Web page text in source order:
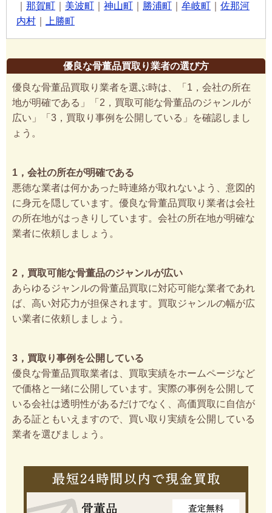
那賀町 美波町 神山町 勝浦町 牟岐町
佐那河
内村
上勝町
優良な骨董品買取り業者の選び方
優良な骨董品買取り業者を選ぶ時は、「1，会社の所在
地が明確である」「2，買取可能な骨董品のジャンルが
広い」「3，買取り事例を公開している」を確認しまし
ょう。
1，会社の所在が明確である
悪徳な業者は何かあった時連絡が取れないよう、意図的
に身元を隠しています。優良な骨董品買取り業者は会社
の所在地がはっきりしています。会社の所在地が明確な
業者に依頼しましょう。
2，買取可能な骨董品のジャンルが広い
あらゆるジャンルの骨董品買取に対応可能な業者であれ
ば、高い対応力が担保されます。買取ジャンルの幅が広
い業者に依頼しましょう。
3，買取り事例を公開している
優良な骨董品買取業者は、買取実績をホームページなど
で価格と一緒に公開しています。実際の事例を公開して
いる会社は透明性があるだけでなく、高価買取に自信が
ある証ともいえますので、買い取り実績を公開している
業者を選びましょう。